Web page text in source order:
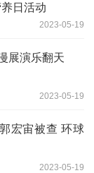
养日活动
2023-05-19
展演乐翻天
2023-05-19
宏宙被查 环球
2023-05-19